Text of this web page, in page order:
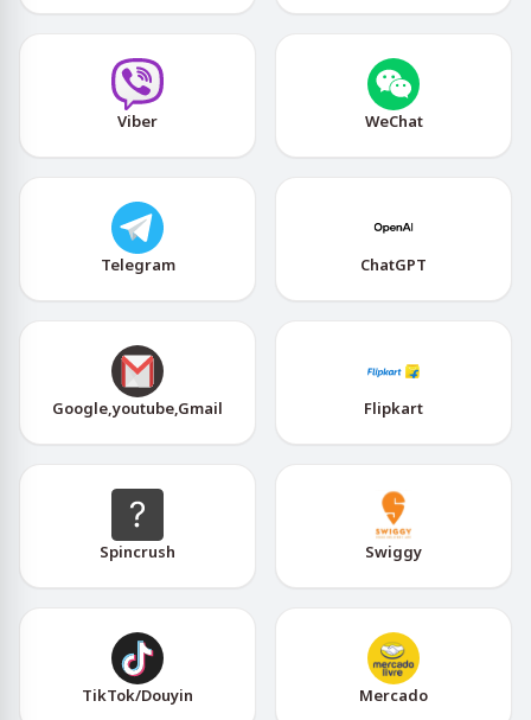
Viber WeChat
Telegram ChatGPT
Google,youtube,Gmail Flipkart
Spincrush Swiggy
TikTok/Douyin Mercado